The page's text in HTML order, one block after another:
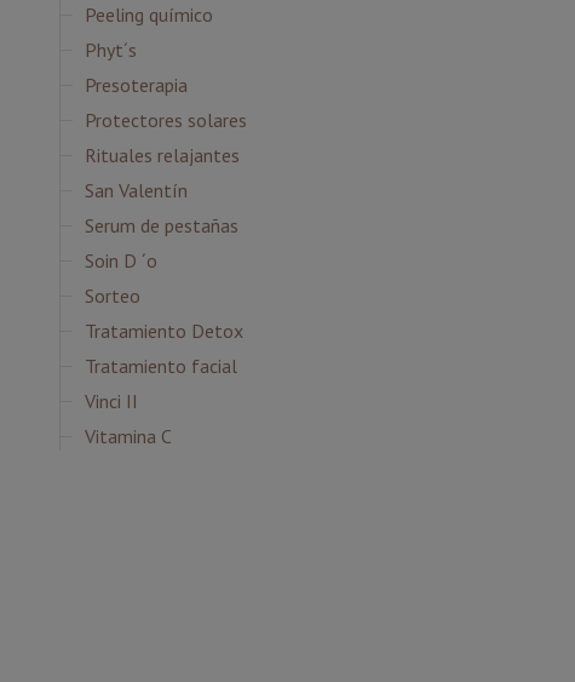
Peeling químico
Phyt´s
Presoterapia
Protectores solares
Rituales relajantes
San Valentín
Serum de pestañas
Soin D ´o
Sorteo
Tratamiento Detox
Tratamiento facial
Vinci II
Vitamina C